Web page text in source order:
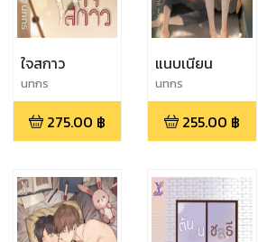
ใจสกาว
นทกร
275.00 ฿
แนบเนียน
นทกร
255.00 ฿